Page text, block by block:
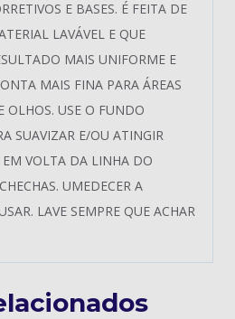
E BASES. É FEITA DE
LAVÁVEL E QUE
MAIS UNIFORME E
MAIS FINA PARA ÁREAS
OLHOS. USE O FUNDO
SUAVIZAR E/OU ATINGIR
VOLTA DA LINHA DO
UMEDECER A
LAVE SEMPRE QUE ACHAR